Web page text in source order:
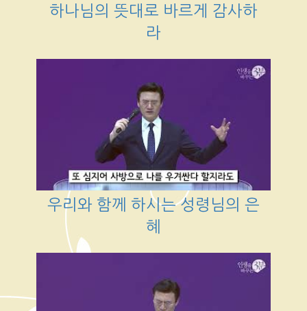
하나님의 뜻대로 바르게 감사하
라
우리와 함께 하시는 성령님의 은
혜